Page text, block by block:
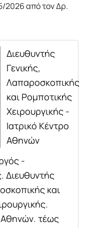
2026 από τον Δρ.
Διευθυντής
Γενικής,
Λαπαροσκοπικής
και Ρομποτικής
Χειρουργικής -
Ιατρικό Κέντρο
Αθηνών
-
και
Αθηνών. τέως